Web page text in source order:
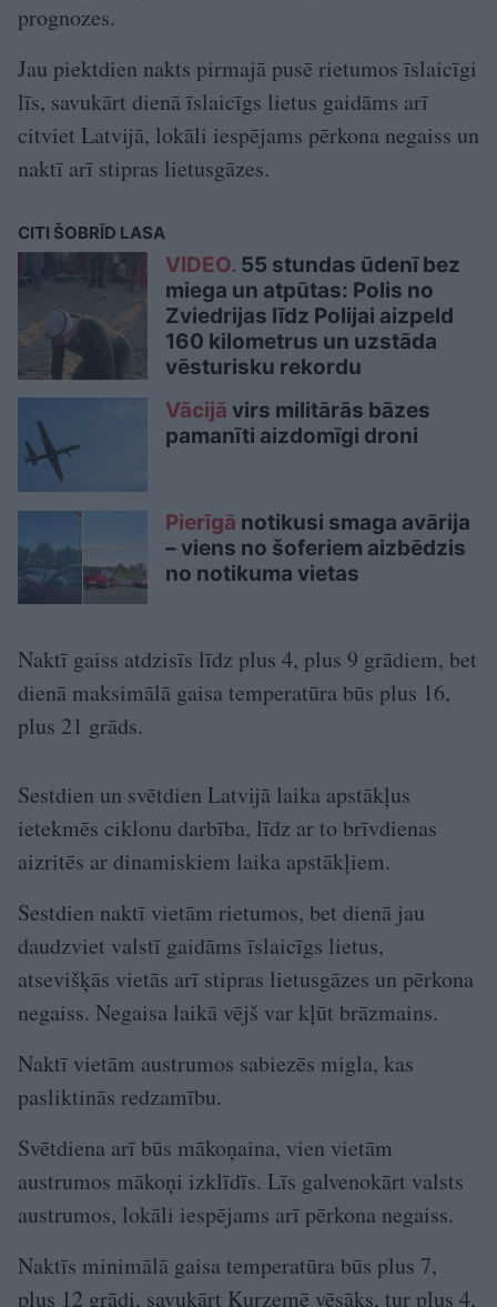
prognozes.
Jau piektdien nakts pirmajā pusē rietumos īslaicīgi
līs, savukārt dienā īslaicīgs lietus gaidāms arī
citviet Latvijā, lokāli iespējams pērkona negaiss un
naktī arī stipras lietusgāzes.
CITI ŠOBRĪD LASA
VIDEO. 55 stundas ūdenī bez
miega un atpūtas: Polis no
Zviedrijas līdz Polijai aizpeld
160 kilometrus un uzstāda
vēsturisku rekordu
Vācijā virs militārās bāzes
pamanīti aizdomīgi droni
Pierīgā notikusi smaga avārija
– viens no šoferiem aizbēdzis
no notikuma vietas
Naktī gaiss atdzisīs līdz plus 4, plus 9 grādiem, bet
dienā maksimālā gaisa temperatūra būs plus 16,
plus 21 grāds.
Sestdien un svētdien Latvijā laika apstākļus
ietekmēs ciklonu darbība, līdz ar to brīvdienas
aizritēs ar dinamiskiem laika apstākļiem.
Sestdien naktī vietām rietumos, bet dienā jau
daudzviet valstī gaidāms īslaicīgs lietus,
atsevišķās vietās arī stipras lietusgāzes un pērkona
negaiss. Negaisa laikā vējš var kļūt brāzmains.
Naktī vietām austrumos sabiezēs migla, kas
pasliktinās redzamību.
Svētdiena arī būs mākoņaina, vien vietām
austrumos mākoņi izklīdīs. Līs galvenokārt valsts
austrumos, lokāli iespējams arī pērkona negaiss.
Naktīs minimālā gaisa temperatūra būs plus 7,
plus 12 grādi, savukārt Kurzemē vēsāks, tur plus 4,